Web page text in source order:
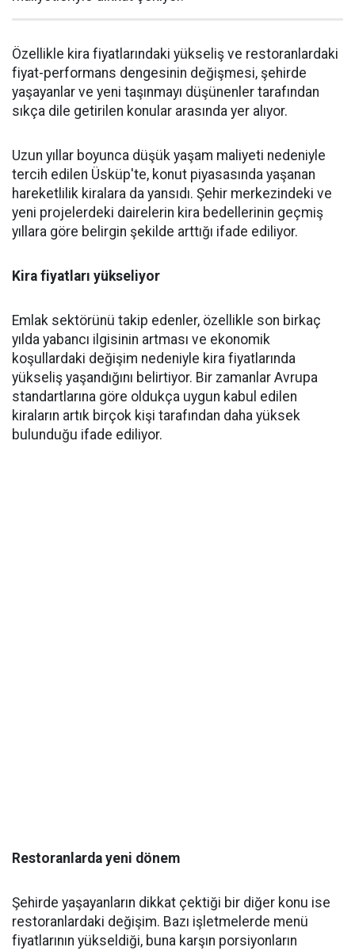
Özellikle kira fiyatlarındaki yükseliş ve restoranlardaki
fiyat-performans dengesinin değişmesi, şehirde
yaşayanlar ve yeni taşınmayı düşünenler tarafından
sıkça dile getirilen konular arasında yer alıyor.
Uzun yıllar boyunca düşük yaşam maliyeti nedeniyle
tercih edilen Üsküp'te, konut piyasasında yaşanan
hareketlilik kiralara da yansıdı. Şehir merkezindeki ve
yeni projelerdeki dairelerin kira bedellerinin geçmiş
yıllara göre belirgin şekilde arttığı ifade ediliyor.
Kira fiyatları yükseliyor
Emlak sektörünü takip edenler, özellikle son birkaç
yılda yabancı ilgisinin artması ve ekonomik
koşullardaki değişim nedeniyle kira fiyatlarında
yükseliş yaşandığını belirtiyor. Bir zamanlar Avrupa
standartlarına göre oldukça uygun kabul edilen
kiraların artık birçok kişi tarafından daha yüksek
bulunduğu ifade ediliyor.
Restoranlarda yeni dönem
Şehirde yaşayanların dikkat çektiği bir diğer konu ise
restoranlardaki değişim. Bazı işletmelerde menü
fiyatlarının yükseldiği, buna karşın porsiyonların